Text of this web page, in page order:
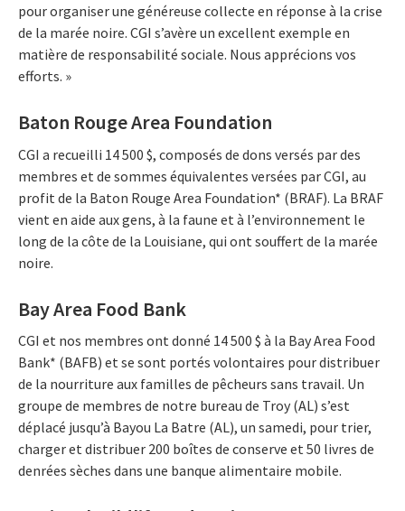
pour organiser une généreuse collecte en réponse à la crise
de la marée noire. CGI s’avère un excellent exemple en
matière de responsabilité sociale. Nous apprécions vos
efforts. »
Baton Rouge Area Foundation
CGI a recueilli 14 500 $, composés de dons versés par des
membres et de sommes équivalentes versées par CGI, au
profit de la Baton Rouge Area Foundation* (BRAF). La BRAF
vient en aide aux gens, à la faune et à l’environnement le
long de la côte de la Louisiane, qui ont souffert de la marée
noire.
Bay Area Food Bank
CGI et nos membres ont donné 14 500 $ à la Bay Area Food
Bank* (BAFB) et se sont portés volontaires pour distribuer
de la nourriture aux familles de pêcheurs sans travail. Un
groupe de membres de notre bureau de Troy (AL) s’est
déplacé jusqu’à Bayou La Batre (AL), un samedi, pour trier,
charger et distribuer 200 boîtes de conserve et 50 livres de
denrées sèches dans une banque alimentaire mobile.